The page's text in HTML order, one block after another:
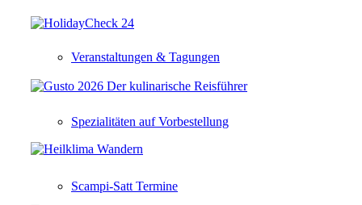
Veranstaltungen & Tagungen
Spezialitäten auf Vorbestellung
Scampi-Satt Termine